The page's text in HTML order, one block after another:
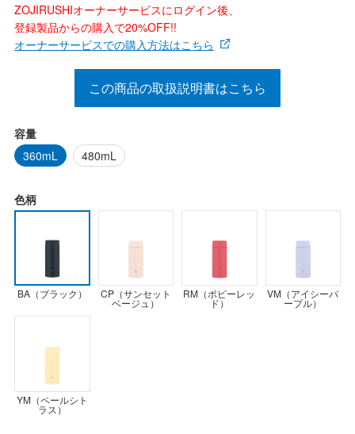
ZOJIRUSHIオーナーサービスにログイン後、
登録製品からの購入で20%OFF!!
オーナーサービスでの購入方法はこちら
この商品の取扱説明書はこちら
容量
360mL
480mL
色柄
BA（ブラック） CP（サンセット
ベージュ）
RM（ポピーレッ
ド）
VM（アイシーパ
ープル）
YM（ペールシト
ラス）